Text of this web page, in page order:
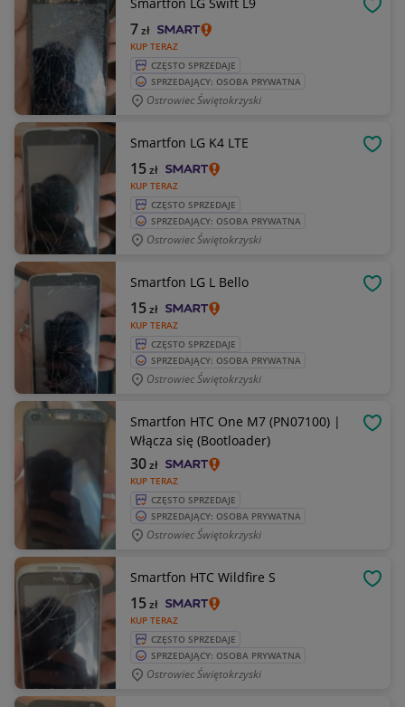
KUP TERAZ
7zł
CZĘSTO SPRZEDAJE
SPRZEDAJĄCY: OSOBA PRYWATNA
Ostrowiec Świętokrzyski
Smartfon LG K4 LTE
KUP TERAZ
15zł
CZĘSTO SPRZEDAJE
SPRZEDAJĄCY: OSOBA PRYWATNA
Ostrowiec Świętokrzyski
Smartfon LG L Bello
KUP TERAZ
15zł
CZĘSTO SPRZEDAJE
SPRZEDAJĄCY: OSOBA PRYWATNA
Ostrowiec Świętokrzyski
Smartfon HTC One M7 (PN07100) |
Włącza się (Bootloader)
KUP TERAZ
30zł
CZĘSTO SPRZEDAJE
SPRZEDAJĄCY: OSOBA PRYWATNA
Ostrowiec Świętokrzyski
Smartfon HTC Wildfire S
KUP TERAZ
15zł
CZĘSTO SPRZEDAJE
SPRZEDAJĄCY: OSOBA PRYWATNA
Ostrowiec Świętokrzyski